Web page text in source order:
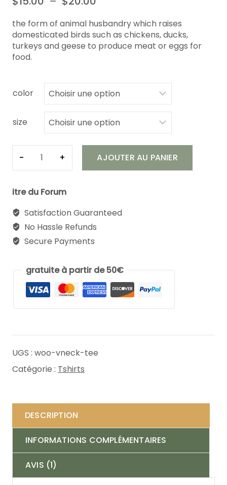
client
prix :
$15.00
the form of animal husbandry which raises
domesticated birds such as chickens, ducks,
turkeys and geese to produce meat or eggs for
food.
color
size
de
White
6Pic
AJOUTER AU PANIER
itre du Forum
Satisfaction Guaranteed
No Hassle Refunds
Secure Payments
gratuite à partir de 50€
UGS : woo-vneck-tee
Catégorie : Tshirts
DESCRIPTION
INFORMATIONS COMPLÉMENTAIRES
AVIS (1)